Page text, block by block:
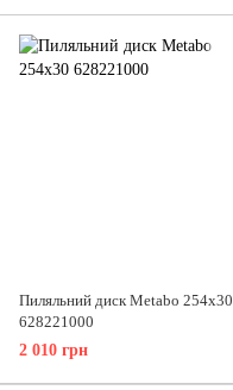
Пиляльний диск Metabo 254x30
628221000
2 010 грн